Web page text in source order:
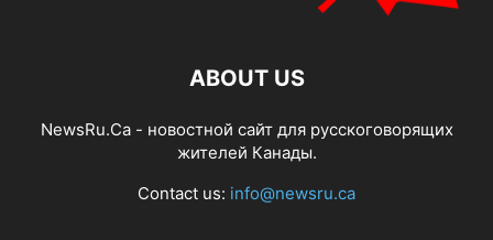
ABOUT US
NewsRu.Ca - новостной сайт для русскоговорящих
жителей Канады.
Contact us: info@newsru.ca